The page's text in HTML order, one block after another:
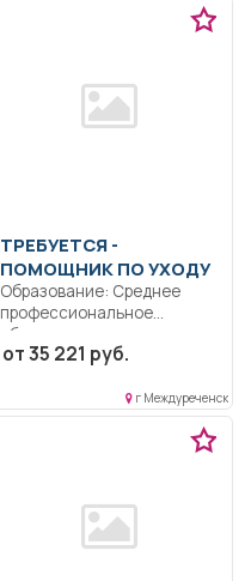
ТРЕБУЕТСЯ -
ПОМОЩНИК ПО УХОДУ
Образование: Среднее
профессиональное
образование..
Предоставление услуг по
от 35 221 руб.
г Междуреченск